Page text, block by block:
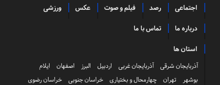
اجتماعی رصد فیلم و صوت عکس ورزشی
درباره ما تماس با ما
استان ها
آذربایجان شرقی آذربایجان غربی اردبیل البرز اصفهان
ایلام
بوشهر
تهران چهارمحال و بختیاری خراسان جنوبی
خراسان رضوی